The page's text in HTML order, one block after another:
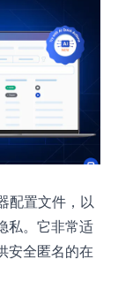
配置文件，以
私。它非常适
安全匿名的在